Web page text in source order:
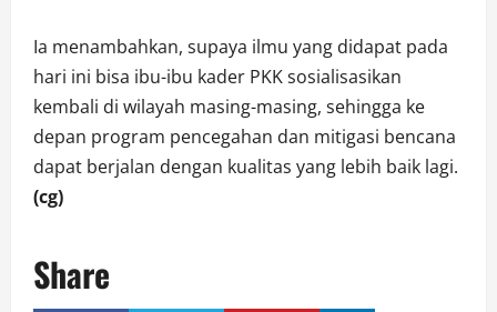
Ia menambahkan, supaya ilmu yang didapat pada
hari ini bisa ibu-ibu kader PKK sosialisasikan
kembali di wilayah masing-masing, sehingga ke
depan program pencegahan dan mitigasi bencana
dapat berjalan dengan kualitas yang lebih baik lagi.
(cg)
Share